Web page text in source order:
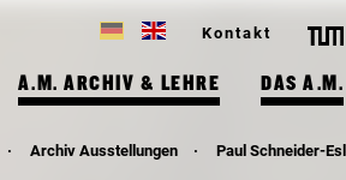
Kontakt
A.M. ARCHIV & LEHRE DAS A.M.
Archiv Ausstellungen Paul Schneider-